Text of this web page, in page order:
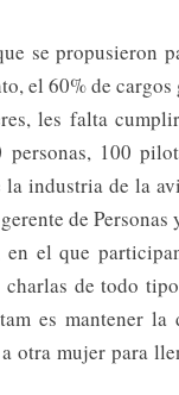
se propusieron
el 60% de
les falta
100
industria de la
de
el que
de todo
es mantener
otra mujer para